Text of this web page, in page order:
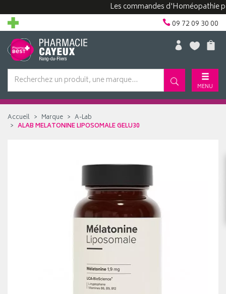
Les commandes d'Homéopathie
09 72 09 30 00
MENU
Accueil Marque
A-Lab
ALAB MELATONINE LIPOSOMALE GELU30